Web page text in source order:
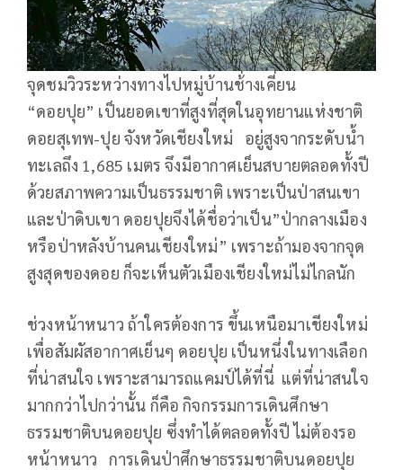
จุดชมวิวระหว่างทางไปหมู่บ้านช้่างเคี่ยน
“ดอยปุย” เป็นยอดเขาที่สูงที่สุดในอุทยานแห่งชาติ
ดอยสุเทพ-ปุย จังหวัดเชียงใหม่ อยู่สูงจากระดับน้ำ
ทะเลถึง 1,685 เมตร จึงมีอากาศเย็นสบายตลอดทั้งปี
ด้วยสภาพความเป็นธรรมชาติ เพราะเป็นป่าสนเขา
และป่าดิบเขา ดอยปุยจึงได้ชื่อว่าเป็น”ป่ากลางเมือง
หรือป่าหลังบ้านคนเชียงใหม่” เพราะถ้ามองจากจุด
สูงสุดของดอย ก็จะเห็นตัวเมืองเชียงใหม่ไม่ไกลนัก
ช่วงหน้าหนาว ถ้าใครต้องการ ขึ้นเหนือมาเชียงใหม่
เพื่อสัมผัสอากาศเย็นๆ ดอยปุย เป็นหนึ่งในทางเลือก
ที่น่าสนใจ เพราะสามารถแคมป์ได้ที่นี่ แต่ที่น่าสนใจ
มากกว่าไปกว่านั้น ก็คือ กิจกรรมการเดินศึกษา
ธรรมชาติบนดอยปุย ซึ่งทำได้ตลอดทั้งปี ไม่ต้องรอ
หน้าหนาว การเดินป่าศึกษาธรรมชาติบนดอยปุย